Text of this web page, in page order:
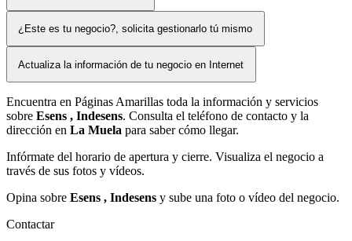
¿Este es tu negocio?, solicita gestionarlo tú mismo
Actualiza la información de tu negocio en Internet
Encuentra en Páginas Amarillas toda la información y servicios
sobre Esens , Indesens. Consulta el teléfono de contacto y la
dirección en La Muela para saber cómo llegar.
Infórmate del horario de apertura y cierre. Visualiza el negocio a
través de sus fotos y vídeos.
Opina sobre Esens , Indesens y sube una foto o vídeo del negocio.
Contactar